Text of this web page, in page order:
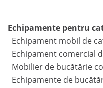
Echipamente pentru
Echipament mobil de
Echipament comercial
Mobilier de bucătărie
Echipamente de